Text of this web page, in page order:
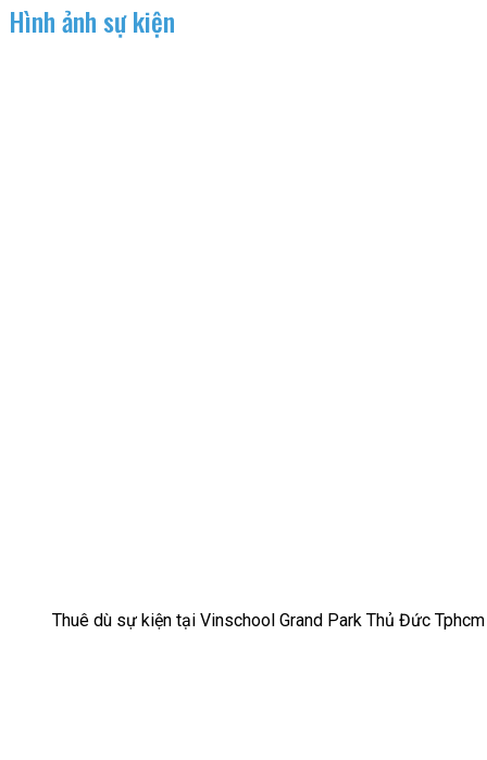
Hình ảnh sự kiện
Thuê dù sự kiện tại Vinschool Grand Park Thủ Đức Tphcm